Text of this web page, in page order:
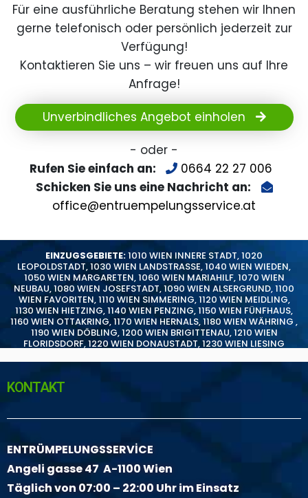
Für eine ausführliche Beratung stehen wir Ihnen
gerne telefonisch oder persönlich jederzeit zur
Verfügung!
Kontaktieren Sie uns – wir freuen uns auf Ihre
Anfrage!
Unverbindliches Angebot einholen
- oder -
Rufen Sie einfach an:
0664 22 27 006
Schicken Sie uns eine Nachricht an:
office@entruempelungsservice.at
EINZUGSGEBIETE:1010 WIEN INNERE STADT,1020
LEOPOLDSTADT,1030 WIEN LANDSTRASSE,1040 WIEN WIEDEN,
1050 WIEN MARGARETEN,1060 WIEN MARIAHILF,1070 WIEN
NEUBAU,1080 WIEN JOSEFSTADT,1090 WIEN ALSERGRUND,1100
WIEN FAVORITEN,1110 WIEN SIMMERING,1120 WIEN MEIDLING,
1130 WIEN HIETZING,1140 WIEN PENZING,1150 WIEN FÜNFHAUS,
1160 WIEN OTTAKRING,1170 WIEN HERNALS,1180 WIEN WÄHRING ,
1190 WIEN DÖBLING,1200 WIEN BRIGITTENAU,1210 WIEN
FLORIDSDORF,1220 WIEN DONAUSTADT,1230 WIEN LIESING
KONTAKT
ENTRÜMPELUNGSSERVİCE
Angeli gasse 47 A-1100 Wien
Täglich von 07:00 – 22:00 Uhr im Einsatz